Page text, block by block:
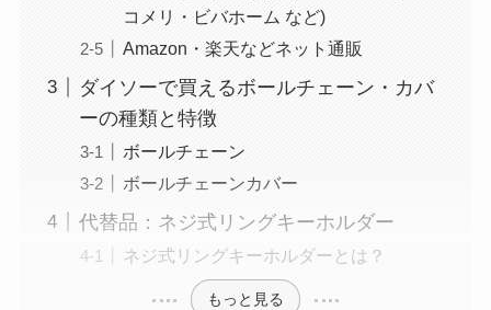
コメリ・ビバホーム など)
Amazon・楽天などネット通販
ダイソーで買えるボールチェーン・カバ
ーの種類と特徴
ボールチェーン
ボールチェーンカバー
代替品：ネジ式リングキーホルダー
ネジ式リングキーホルダーとは？
もっと見る